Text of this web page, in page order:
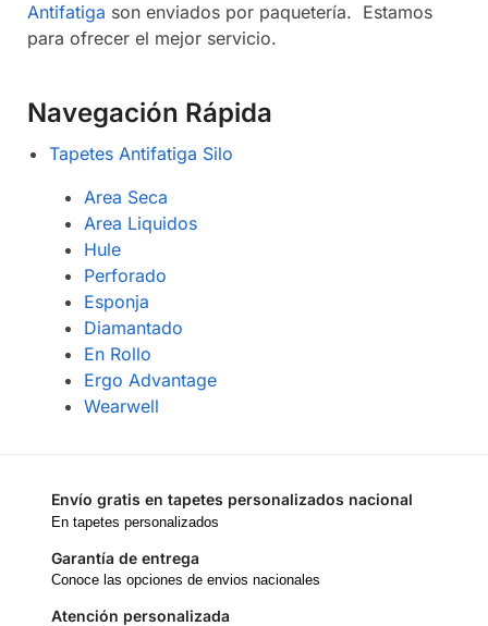
Antifatiga son enviados por paquetería. Estamos
para ofrecer el mejor servicio.
Navegación Rápida
Tapetes Antifatiga Silo
Area Seca
Area Liquidos
Hule
Perforado
Esponja
Diamantado
En Rollo
Ergo Advantage
Wearwell
Envío gratis en tapetes personalizados nacional
En tapetes personalizados
Garantía de entrega
Conoce las opciones de envios nacionales
Atención personalizada